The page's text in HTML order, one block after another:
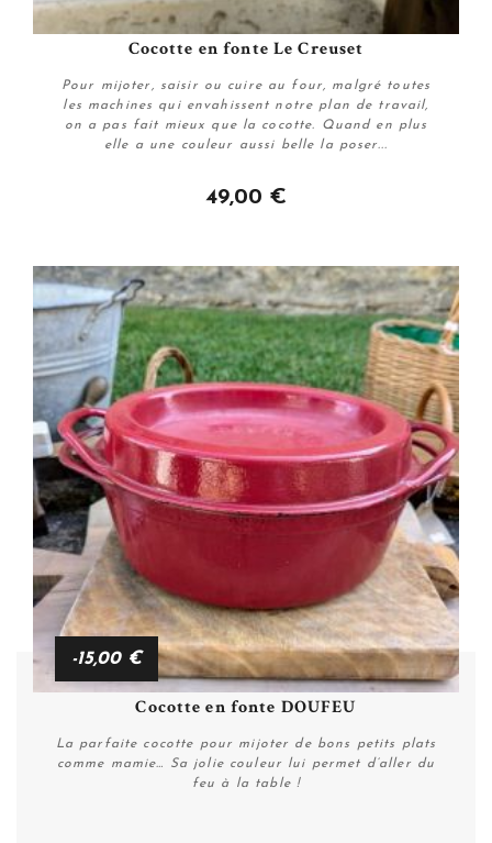
Cocotte en fonte Le Creuset
Pour mijoter, saisir ou cuire au four, malgré toutes
les machines qui envahissent notre plan de travail,
on a pas fait mieux que la cocotte. Quand en plus
elle a une couleur aussi belle la poser...
49,00 €
-15,00 €
Cocotte en fonte DOUFEU
La parfaite cocotte pour mijoter de bons petits plats
comme mamie… Sa jolie couleur lui permet d’aller du
feu à la table !